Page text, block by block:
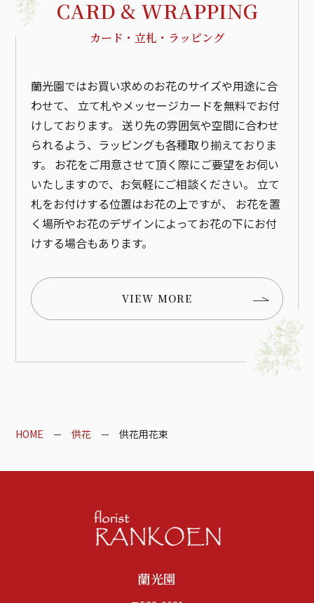
CARD & WRAPPING
カード・立札・ラッピング
蘭光園ではお買い求めのお花のサイズや用途に合
わせて、 立て札やメッセージカードを無料でお付
けしております。 送り先の雰囲気や空間に合わせ
られるよう、ラッピングも各種取り揃えておりま
す。
お花をご用意させて頂く際にご要望をお伺い
いたしますので、お気軽にご相談ください。 立て
札をお付けする位置はお花の上ですが、
お花を置
く場所やお花のデザインによってお花の下にお付
けする場合もあります。
VIEW MORE
HOME 供花 供花用花束
蘭光園